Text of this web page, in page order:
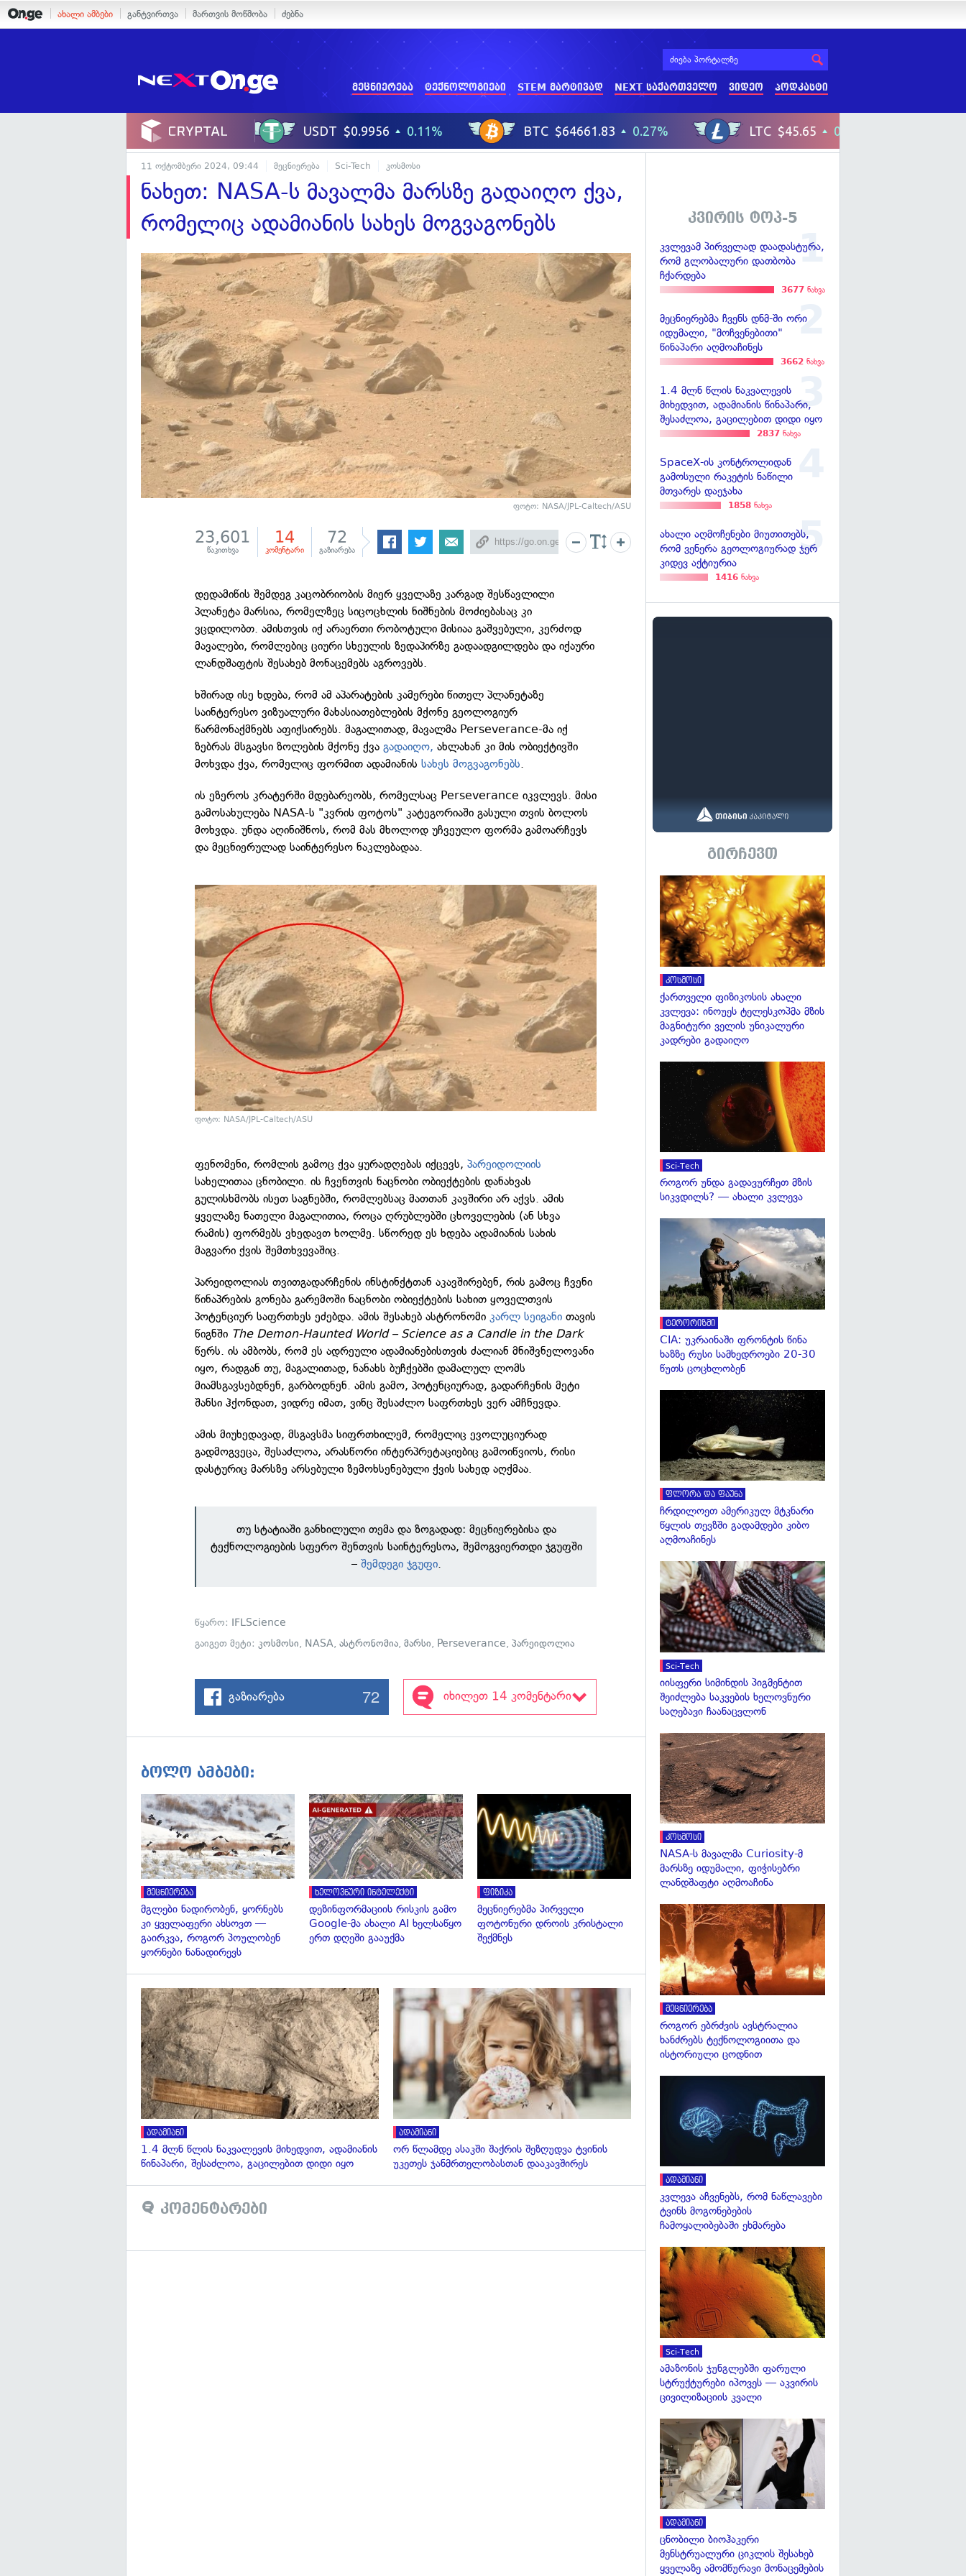
ახალი ამბები განტვირთვა მართვის მოწმობა ძებნა
მეცნიერება ტექნოლოგიები STEM მარტივად NEXT საქართველო ვიდეო პოდკასტი
11 ოქტომბერი 2024, 09:44 მეცნიერება Sci-Tech კოსმოსი
ნახეთ: NASA-ს მავალმა მარსზე გადაიღო ქვა,
რომელიც ადამიანის სახეს მოგვაგონებს
ფოტო: NASA/JPL-Caltech/ASU
23,601
წაკითხვა
14
კომენტარი
72
გაზიარება
დედამიწის შემდეგ კაცობრიობის მიერ ყველაზე კარგად შესწავლილი
პლანეტა მარსია, რომელზეც სიცოცხლის ნიშნების მოძიებასაც კი
ვცდილობთ. ამისთვის იქ არაერთი რობოტული მისიაა გაშვებული, კერძოდ
მავალები, რომლებიც ციური სხეულის ზედაპირზე გადაადგილდება და იქაური
ლანდშაფტის შესახებ მონაცემებს აგროვებს.
ხშირად ისე ხდება, რომ ამ აპარატების კამერები წითელ პლანეტაზე
საინტერესო ვიზუალური მახასიათებლების მქონე გეოლოგიურ
წარმონაქმნებს აფიქსირებს. მაგალითად, მავალმა Perseverance-მა იქ
ზებრას მსგავსი ზოლების მქონე ქვაგადაიღო, ახლახან კი მის ობიექტივში
მოხვდა ქვა, რომელიც ფორმით ადამიანისსახეს მოგვაგონებს.
ის ეზეროს კრატერში მდებარეობს, რომელსაც Perseverance იკვლევს. მისი
გამოსახულება NASA-ს "კვრის ფოტოს" კატეგორიაში გასული თვის ბოლოს
მოხვდა. უნდა აღინიშნოს, რომ მას მხოლოდ უჩვეულო ფორმა გამოარჩევს
და მეცნიერულად საინტერესო ნაკლებადაა.
ფოტო: NASA/JPL-Caltech/ASU
ფენომენი, რომლის გამოც ქვა ყურადღებას იქცევს,პარეიდოლიის
სახელითაა ცნობილი. ის ჩვენთვის ნაცნობი ობიექტების დანახვას
გულისხმობს ისეთ საგნებში, რომლებსაც მათთან კავშირი არ აქვს. ამის
ყველაზე ნათელი მაგალითია, როცა ღრუბლებში ცხოველების (ან სხვა
რამის) ფორმებს ვხედავთ ხოლმე. სწორედ ეს ხდება ადამიანის სახის
მაგვარი ქვის შემთხვევაშიც.
პარეიდოლიას თვითგადარჩენის ინსტინქტთან აკავშირებენ, რის გამოც ჩვენი
წინაპრების გონება გარემოში ნაცნობი ობიექტების სახით ყოველთვის
პოტენციურ საფრთხეს ეძებდა. ამის შესახებ ასტრონომიკარლ სეიგანი თავის
წიგნში The Demon-Haunted World – Science as a Candle in the Dark
წერს. ის ამბობს, რომ ეს ადრეული ადამიანებისთვის ძალიან მნიშვნელოვანი
იყო, რადგან თუ, მაგალითად, ნანახს ბუჩქებში დამალულ ლომს
მიამსგავსებდნენ, გარბოდნენ. ამის გამო, პოტენციურად, გადარჩენის მეტი
შანსი ჰქონდათ, ვიდრე იმათ, ვინც შესაძლო საფრთხეს ვერ ამჩნევდა.
ამის მიუხედავად, მსგავსმა სიფრთხილემ, რომელიც ევოლუციურად
გადმოგვეცა, შესაძლოა, არასწორი ინტერპრეტაციებიც გამოიწვიოს, რისი
დასტურიც მარსზე არსებული ზემოხსენებული ქვის სახედ აღქმაა.
თუ სტატიაში განხილული თემა და ზოგადად: მეცნიერებისა და
ტექნოლოგიების სფერო შენთვის საინტერესოა, შემოგვიერთდი ჯგუფში
–შემდეგი ჯგუფი.
წყარო: IFLScience
გაიგეთ მეტი:კოსმოსი, NASA,ასტრონომია,მარსი, Perseverance,პარეიდოლია
გაზიარება 72 იხილეთ 14 კომენტარი
ბოლო ამბები:
გადახედვა
მეცნიერება
მგლები ნადირობენ, ყორნებს
კი ყველაფერი ახსოვთ —
გაირკვა, როგორ პოულობენ
ყორნები ნანადირევს
გადახედვა
ხელოვნური ინტელექტი
დეზინფორმაციის რისკის გამო
Google-მა ახალი AI ხელსაწყო
ერთ დღეში გააუქმა
გადახედვა
ფიზიკა
მეცნიერებმა პირველი
ფოტონური დროის კრისტალი
შექმნეს
გადახედვა
ადამიანი
1.4 მლნ წლის ნაკვალევის მიხედვით, ადამიანის
წინაპარი, შესაძლოა, გაცილებით დიდი იყო
გადახედვა
ადამიანი
ორ წლამდე ასაკში შაქრის შეზღუდვა ტვინის
უკეთეს ჯანმრთელობასთან დააკავშირეს
კომენტარები
კვირის ტოპ-5
კვლევამ პირველად დაადასტურა,
რომ გლობალური დათბობა
ჩქარდება
3677 ნახვა
მეცნიერებმა ჩვენს დნმ-ში ორი
იდუმალი, "მოჩვენებითი"
წინაპარი აღმოაჩინეს
3662 ნახვა
1.4 მლნ წლის ნაკვალევის
მიხედვით, ადამიანის წინაპარი,
შესაძლოა, გაცილებით დიდი იყო
2837 ნახვა
SpaceX-ის კონტროლიდან
გამოსული რაკეტის ნაწილი
მთვარეს დაეჯახა
1858 ნახვა
ახალი აღმოჩენები მიუთითებს,
რომ ვენერა გეოლოგიურად ჯერ
კიდევ აქტიურია
1416 ნახვა
გირჩევთ
კოსმოსი
ქართველი ფიზიკოსის ახალი
კვლევა: ინოუეს ტელესკოპმა მზის
მაგნიტური ველის უნიკალური
კადრები გადაიღო
Sci-Tech
როგორ უნდა გადავურჩეთ მზის
სიკვდილს? — ახალი კვლევა
ტერორიზმი
CIA: უკრაინაში ფრონტის წინა
ხაზზე რუსი სამხედროები 20-30
წუთს ცოცხლობენ
ფლორა და ფაუნა
ჩრდილოეთ ამერიკულ მტკნარი
წყლის თევზში გადამდები კიბო
აღმოაჩინეს
Sci-Tech
იისფერი სიმინდის პიგმენტით
შეიძლება საკვების ხელოვნური
საღებავი ჩაანაცვლონ
კოსმოსი
NASA-ს მავალმა Curiosity-მ
მარსზე იდუმალი, ფიჭისებრი
ლანდშაფტი აღმოაჩინა
მეცნიერება
როგორ ებრძვის ავსტრალია
ხანძრებს ტექნოლოგიითა და
ისტორიული ცოდნით
ადამიანი
კვლევა აჩვენებს, რომ ნაწლავები
ტვინს მოგონებების
ჩამოყალიბებაში ეხმარება
Sci-Tech
ამაზონის ჯუნგლებში ფარული
სტრუქტურები იპოვეს — აკვირის
ცივილიზაციის კვალი
ადამიანი
ცნობილი ბიოჰაკერი
მენსტრუალური ციკლის შესახებ
ყველაზე ამომწურავი მონაცემების